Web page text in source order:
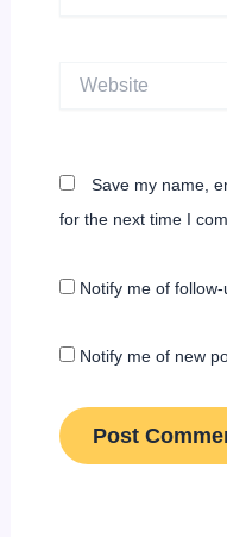
Website
Save my name,
for the next time I
Notify me of
Notify me of new